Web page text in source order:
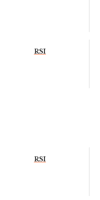
RSI
RSI